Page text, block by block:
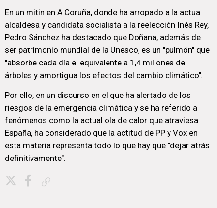
En un mitin en A Coruña, donde ha arropado a la actual
alcaldesa y candidata socialista a la reelección Inés Rey,
Pedro Sánchez ha destacado que Doñana, además de
ser patrimonio mundial de la Unesco, es un "pulmón" que
"absorbe cada día el equivalente a 1,4 millones de
árboles y amortigua los efectos del cambio climático".
Por ello, en un discurso en el que ha alertado de los
riesgos de la emergencia climática y se ha referido a
fenómenos como la actual ola de calor que atraviesa
España, ha considerado que la actitud de PP y Vox en
esta materia representa todo lo que hay que "dejar atrás
definitivamente".